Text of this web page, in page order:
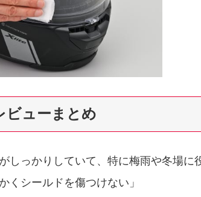
ビューまとめ
しっかりしていて、特に梅雨や冬場に
くシールドを傷つけない」